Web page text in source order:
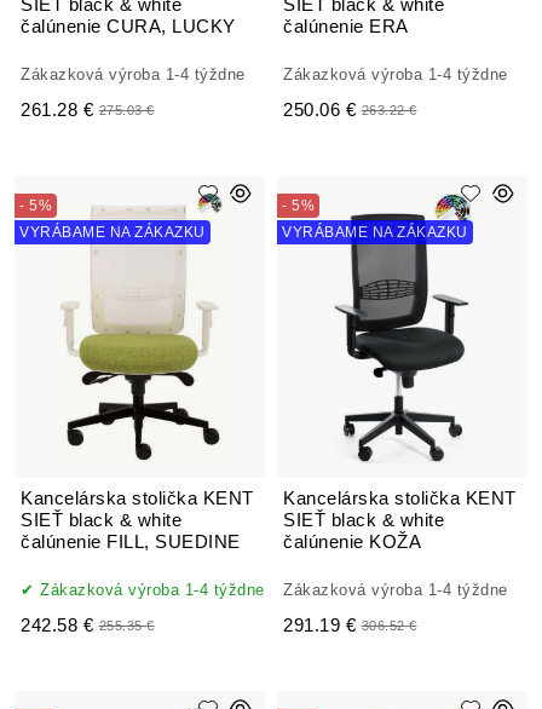
SIEŤ black & white
čalúnenie CURA, LUCKY
Zákazková výroba 1-4 týždne
261.28 € 275.03 €
SIEŤ black & white
čalúnenie ERA
Zákazková výroba 1-4 týždne
250.06 € 263.22 €
Kancelárska stolička KENT
SIEŤ black & white
čalúnenie FILL, SUEDINE
- 5%
VYRÁBAME NA ZÁKAZKU
Zákazková výroba 1-4 týždne
242.58 € 255.35 €
Kancelárska stolička KENT
SIEŤ black & white
čalúnenie KOŽA
- 5%
VYRÁBAME NA ZÁKAZKU
Zákazková výroba 1-4 týždne
291.19 € 306.52 €